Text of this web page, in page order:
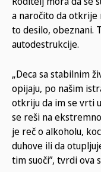
a naročito da otkrije
to desilo, obeznani.
autodestrukcije.
„Deca sa stabilnim
opijaju, po našim
otkriju da im se vrti
se reši na
je reč o alkoholu,
duhove ili da
tim suoči”, tvrdi ova